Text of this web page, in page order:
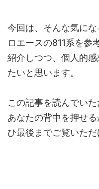
今回は、そんな気に
ロエースの811系を参
紹介しつつ、個人的
たいと思います。
この記事を読んでい
あなたの背中を押せ
ひ最後までご覧いただ